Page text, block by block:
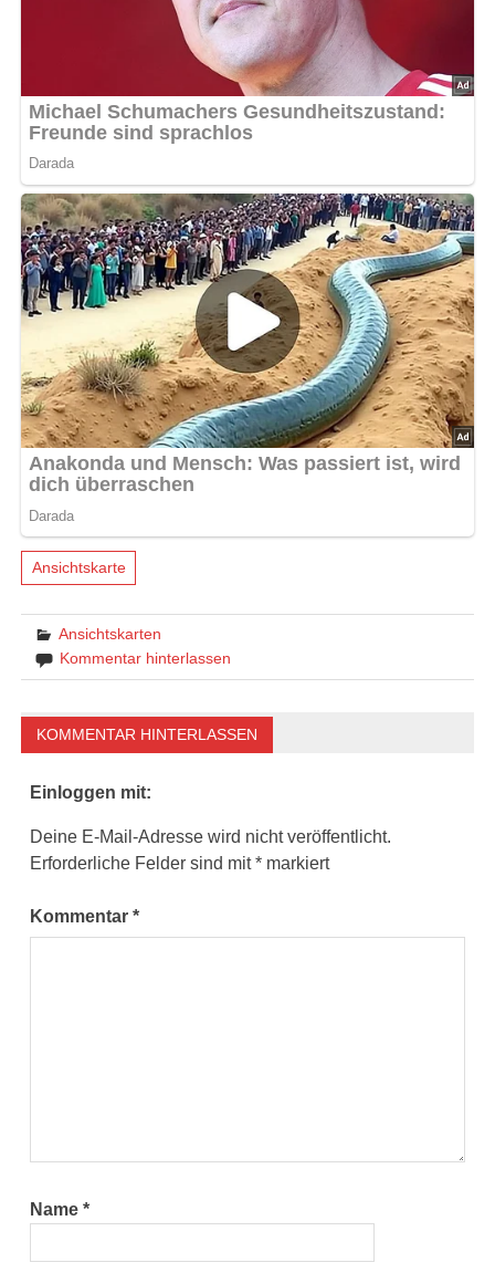
Ansichtskarte
Ansichtskarten
Kommentar hinterlassen
KOMMENTAR HINTERLASSEN
Einloggen mit:
Deine E-Mail-Adresse wird nicht veröffentlicht.
Erforderliche Felder sind mit* markiert
Kommentar*
Name*